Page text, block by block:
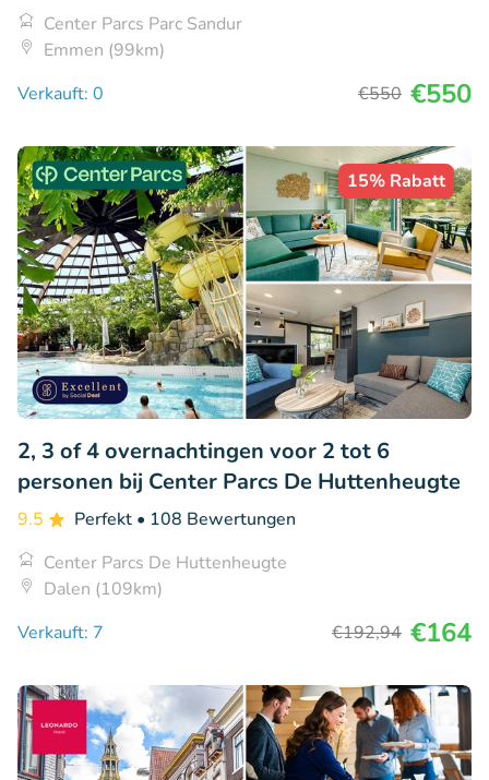
Center Parcs Parc Sandur
Emmen (99km)
Verkauft: 0
€550 €550
15% Rabatt
2, 3 of 4 overnachtingen voor 2 tot 6
personen bij Center Parcs De Huttenheugte
9.5 Perfekt • 108 Bewertungen
Center Parcs De Huttenheugte
Dalen (109km)
Verkauft: 7
€192,94 €164